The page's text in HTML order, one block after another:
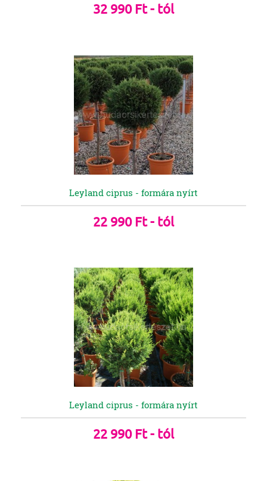
32 990 Ft - tól
Leyland ciprus - formára nyírt
22 990 Ft - tól
Leyland ciprus - formára nyírt
22 990 Ft - tól